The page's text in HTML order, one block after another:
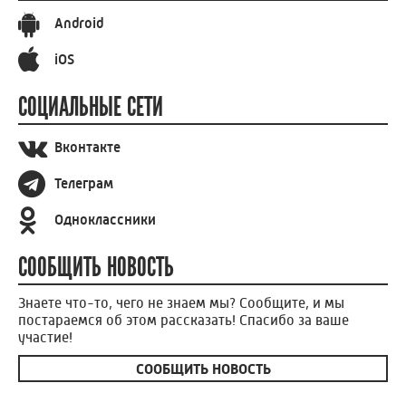
Android
iOS
СОЦИАЛЬНЫЕ СЕТИ
Вконтакте
Телеграм
Одноклассники
СООБЩИТЬ НОВОСТЬ
Знаете что-то, чего не знаем мы? Сообщите, и мы
постараемся об этом рассказать! Спасибо за ваше
участие!
СООБЩИТЬ НОВОСТЬ